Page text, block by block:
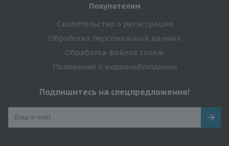
Покупателям
Свидетельство о регистрации
Обработка персональных данных
Обработка файлов cookie
Положение о видеонаблюдении
Подпишитесь на спецпредложения!